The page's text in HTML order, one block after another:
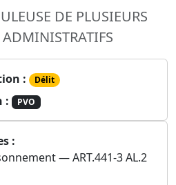
DE PLUSIEURS
: Délit
: PVO
:
— ART.441-3 AL.2